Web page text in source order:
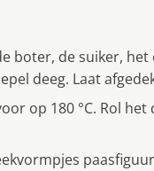
boter, de suiker,
deeg. Laat
op 180 °C. Rol